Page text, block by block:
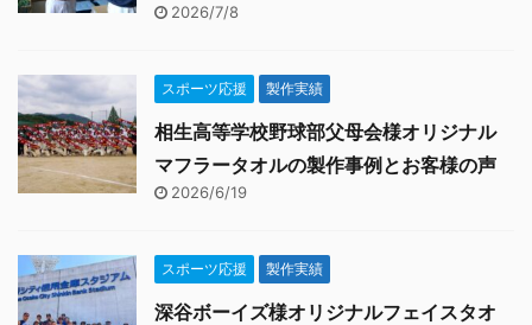
2026/7/8
スポーツ応援 製作実績
相生高等学校野球部父母会様オリジナル
マフラータオルの製作事例とお客様の声
2026/6/19
スポーツ応援 製作実績
深谷ボーイズ様オリジナルフェイスタオ